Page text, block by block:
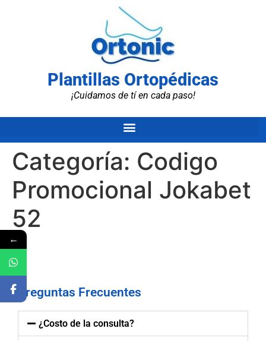
Plantillas Ortopédicas
¡Cuidamos de tí en cada paso!
Categoría: Codigo
Promocional Jokabet
52
–
Preguntas Frecuentes
¿Costo de la consulta?
←